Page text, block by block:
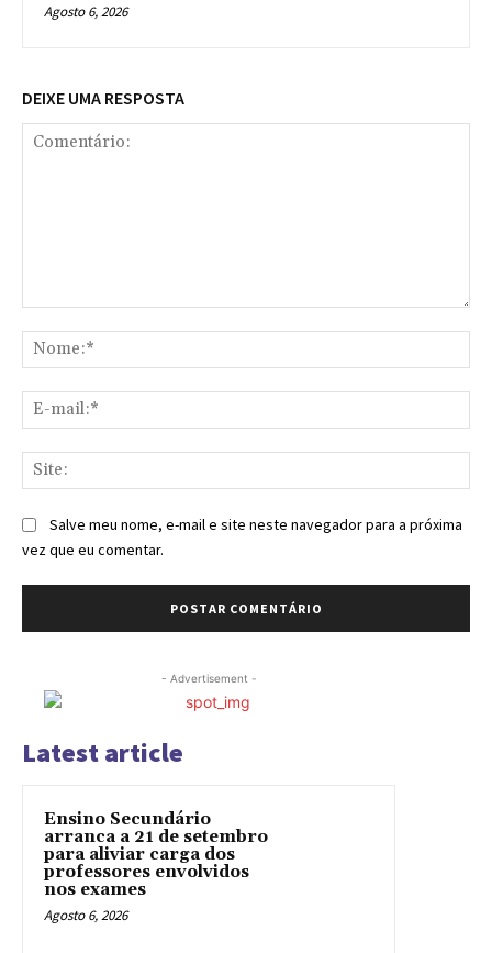
Agosto 6, 2026
DEIXE UMA RESPOSTA
Salve meu nome, e-mail e site neste navegador para a próxima
vez que eu comentar.
- Advertisement -
Latest article
Ensino Secundário
arranca a 21 de setembro
para aliviar carga dos
professores envolvidos
nos exames
Agosto 6, 2026